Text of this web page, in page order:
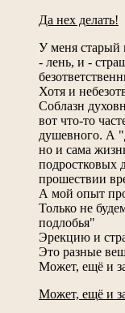
Да нех делать!
У меня старый
- лень, и -
Хотя и
Соблазн
вот что-то
душевного. А
но и сама
подростковых
прошествии
А мой опыт
Только не
подлобья"
Эрекцию и
Это разные
Может, ещё и
Может, ещё и